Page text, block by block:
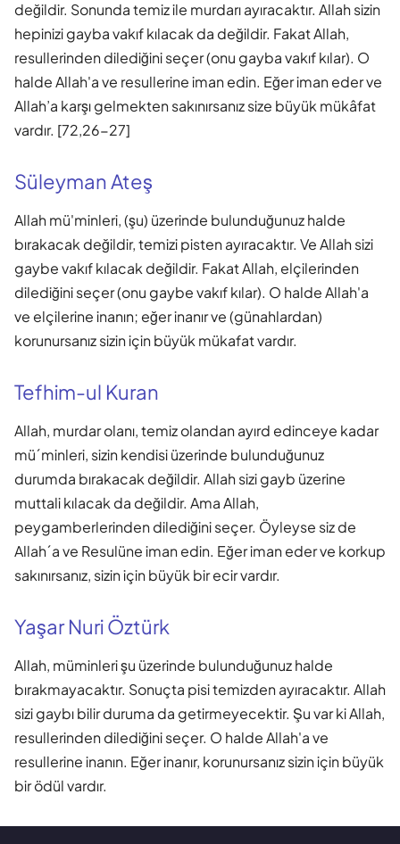
değildir. Sonunda temiz ile murdarı ayıracaktır. Allah sizin
hepinizi gayba vakıf kılacak da değildir. Fakat Allah,
resullerinden dilediğini seçer (onu gayba vakıf kılar). O
halde Allah'a ve resullerine iman edin. Eğer iman eder ve
Allah’a karşı gelmekten sakınırsanız size büyük mükâfat
vardır. [72,26-27]
Süleyman Ateş
Allah mü'minleri, (şu) üzerinde bulunduğunuz halde
bırakacak değildir, temizi pisten ayıracaktır. Ve Allah sizi
gaybe vakıf kılacak değildir. Fakat Allah, elçilerinden
dilediğini seçer (onu gaybe vakıf kılar). O halde Allah'a
ve elçilerine inanın; eğer inanır ve (günahlardan)
korunursanız sizin için büyük mükafat vardır.
Tefhim-ul Kuran
Allah, murdar olanı, temiz olandan ayırd edinceye kadar
mü´minleri, sizin kendisi üzerinde bulunduğunuz
durumda bırakacak değildir. Allah sizi gayb üzerine
muttali kılacak da değildir. Ama Allah,
peygamberlerinden dilediğini seçer. Öyleyse siz de
Allah´a ve Resulüne iman edin. Eğer iman eder ve korkup
sakınırsanız, sizin için büyük bir ecir vardır.
Yaşar Nuri Öztürk
Allah, müminleri şu üzerinde bulunduğunuz halde
bırakmayacaktır. Sonuçta pisi temizden ayıracaktır. Allah
sizi gaybı bilir duruma da getirmeyecektir. Şu var ki Allah,
resullerinden dilediğini seçer. O halde Allah'a ve
resullerine inanın. Eğer inanır, korunursanız sizin için büyük
bir ödül vardır.